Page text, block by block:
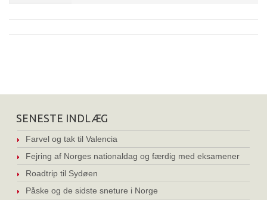
SENESTE INDLÆG
Farvel og tak til Valencia
Fejring af Norges nationaldag og færdig med eksamener
Roadtrip til Sydøen
Påske og de sidste sneture i Norge